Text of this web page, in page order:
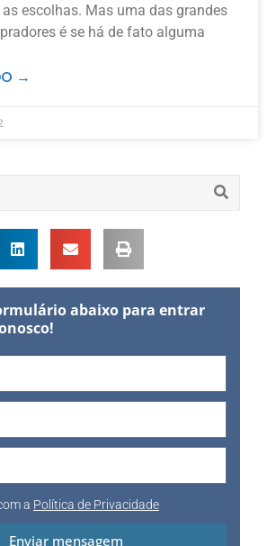
escolhas. Mas uma das grandes
é se há de fato alguma
→
abaixo para entrar
a Política de Privacidade
Enviar mensagem